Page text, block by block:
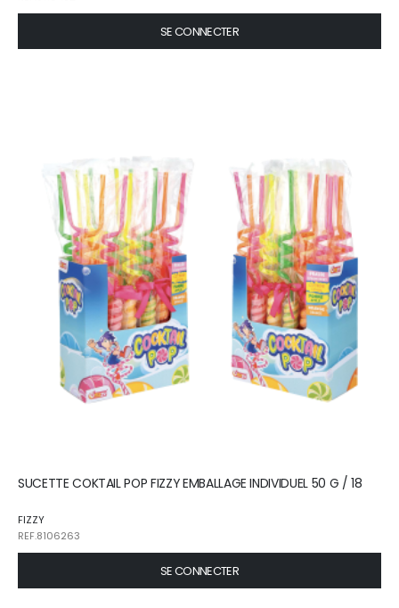
SE CONNECTER
SUCETTE COKTAIL POP FIZZY EMBALLAGE INDIVIDUEL 50 G / 18
FIZZY
REF.8106263
SE CONNECTER